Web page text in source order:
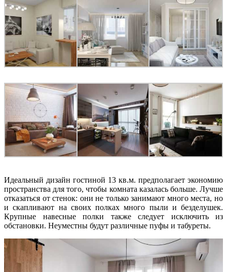
Идеальный дизайн гостиной 13 кв.м. предполагает экономию
пространства для того, чтобы комната казалась больше. Лучше
отказаться от стенок: они не только занимают много места, но
и скапливают на своих полках много пыли и безделушек.
Крупные навесные полки также следует исключить из
обстановки. Неуместны будут различные пуфы и табуреты.